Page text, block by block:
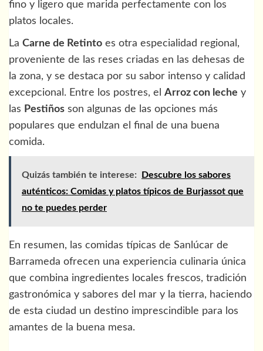
fino y ligero que marida perfectamente con los
platos locales.
La Carne de Retinto es otra especialidad regional,
proveniente de las reses criadas en las dehesas de
la zona, y se destaca por su sabor intenso y calidad
excepcional. Entre los postres, el Arroz con leche y
las Pestiños son algunas de las opciones más
populares que endulzan el final de una buena
comida.
Quizás también te interese:
Descubre los sabores
auténticos: Comidas y platos típicos de Burjassot que
no te puedes perder
En resumen, las comidas típicas de Sanlúcar de
Barrameda ofrecen una experiencia culinaria única
que combina ingredientes locales frescos, tradición
gastronómica y sabores del mar y la tierra, haciendo
de esta ciudad un destino imprescindible para los
amantes de la buena mesa.